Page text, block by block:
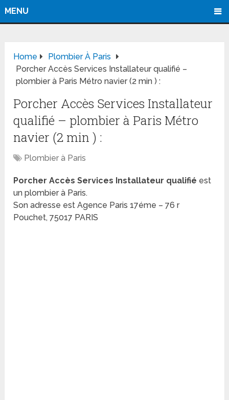
MENU
Home
Plombier À Paris
Porcher Accès Services Installateur qualifié –
plombier à Paris Métro navier (2 min ) :
Porcher Accès Services Installateur
qualifié – plombier à Paris Métro
navier (2 min ) :
Plombier à Paris
Porcher Accès Services Installateur qualifié est
un plombier à Paris.
Son adresse est Agence Paris 17éme – 76 r
Pouchet, 75017 PARIS